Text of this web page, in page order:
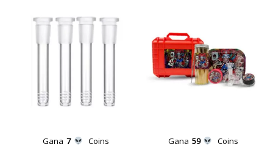
Gana 7 Coins Gana 59 Coins